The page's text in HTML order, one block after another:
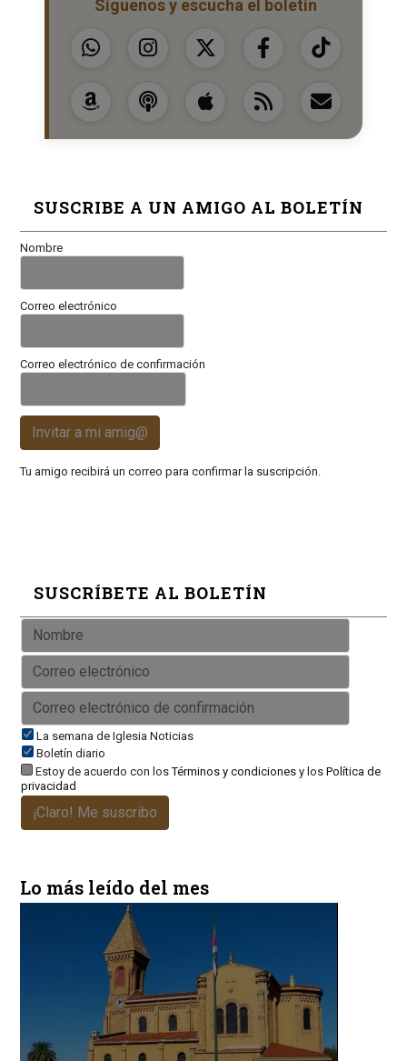
Síguenos y escucha el boletín
SUSCRIBE A UN AMIGO AL BOLETÍN
Nombre
Correo electrónico
Correo electrónico de confirmación
Invitar a mi amig@
Tu amigo recibirá un correo para confirmar la suscripción.
SUSCRÍBETE AL BOLETÍN
La semana de Iglesia Noticias
Boletín diario
Estoy de acuerdo con losTérminos y condicionesy los Política de
privacidad
¡Claro! Me suscribo
Lo más leído del mes